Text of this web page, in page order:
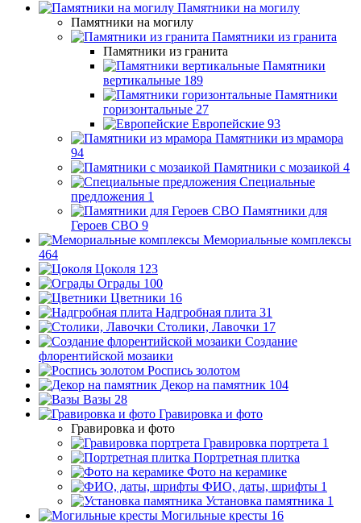
Памятники на могилу
Памятники на могилу
Памятники из гранита
Памятники из гранита
Памятники
вертикальные 189
Памятники
горизонтальные 27
Европейские 93
Памятники из мрамора
94
Памятники с мозаикой 4
Специальные
предложения 1
Памятники для
Героев СВО 9
Мемориальные комплексы
464
Цоколя 123
Ограды 100
Цветники 16
Надгробная плита 31
Столики, Лавочки 17
Создание
флорентийской мозаики
Роспись золотом
Декор на памятник 104
Вазы 28
Гравировка и фото
Гравировка и фото
Гравировка портрета 1
Портретная плитка
Фото на керамике
ФИО, даты, шрифты 1
Установка памятника 1
Могильные кресты 16